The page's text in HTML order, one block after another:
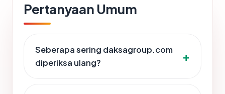
Pertanyaan Umum
Seberapa sering daksagroup.com
diperiksa ulang?